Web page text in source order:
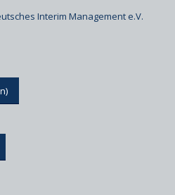
Interim Management e.V.